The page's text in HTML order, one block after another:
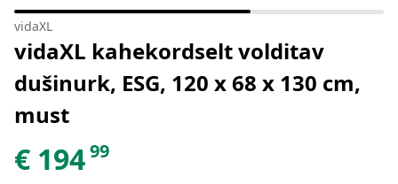
vidaXL
vidaXL kahekordselt volditav
dušinurk, ESG, 120 x 68 x 130 cm,
must
€ 19499